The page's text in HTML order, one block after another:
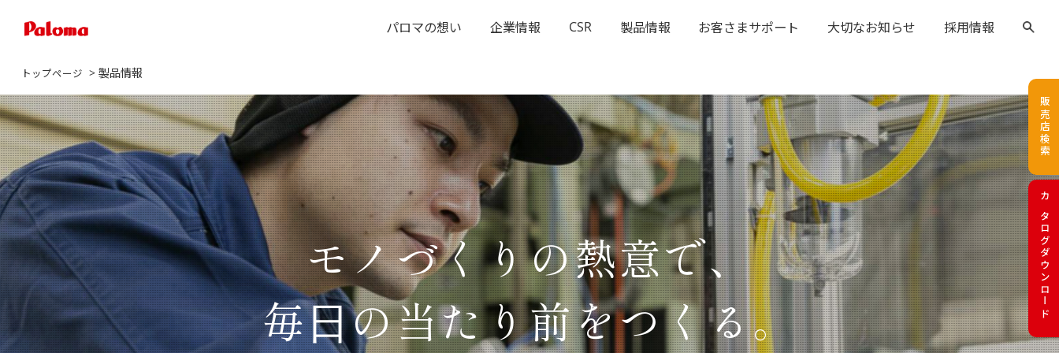
パロマの想い 企業情報 CSR 製品情報 お客さまサポート 大切なお知らせ 採用情報
トップページ > 製品情報
販売店検索
カタログダウンロード
モノづくりの熱意で、
毎⽇の当たり前をつくる。